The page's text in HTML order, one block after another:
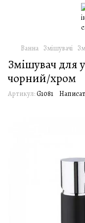
Ванна Змішувачі
Змішувач для
чорний/хром
Артикул:G1081